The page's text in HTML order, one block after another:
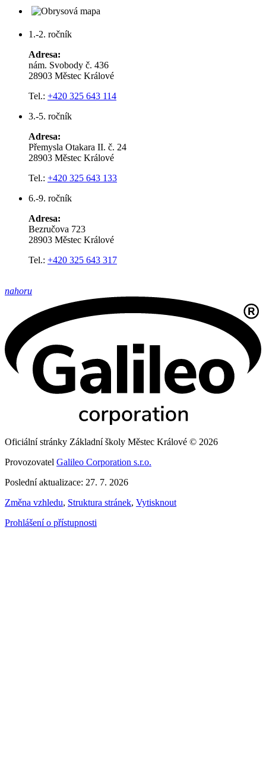
1.-2. ročník
Adresa:
nám. Svobody č. 436
28903 Městec Králové
Tel.: +420 325 643 114
3.-5. ročník
Adresa:
Přemysla Otakara II. č. 24
28903 Městec Králové
Tel.: +420 325 643 133
6.-9. ročník
Adresa:
Bezručova 723
28903 Městec Králové
Tel.: +420 325 643 317
nahoru
Oficiální stránky Základní školy Městec Králové © 2026
Provozovatel Galileo Corporation s.r.o.
Poslední aktualizace: 27. 7. 2026
Změna vzhledu, Struktura stránek, Vytisknout
Prohlášení o přístupnosti